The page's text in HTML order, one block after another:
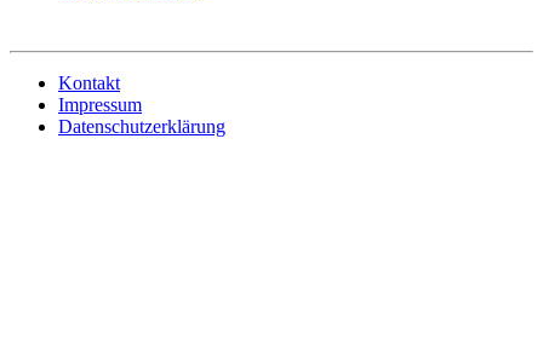
Kontakt
Impressum
Datenschutzerklärung